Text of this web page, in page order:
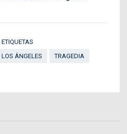
ETIQUETAS
LOS ÁNGELES TRAGEDIA